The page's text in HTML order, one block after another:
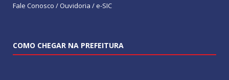
Fale Conosco / Ouvidoria / e-SIC
COMO CHEGAR NA PREFEITURA